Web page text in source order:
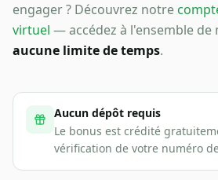
engager ? Découvrez notre
virtuel — accédez à l'ensemble de
aucune limite de temps.
Aucun dépôt requis
Le bonus est crédité
vérification de votre numéro